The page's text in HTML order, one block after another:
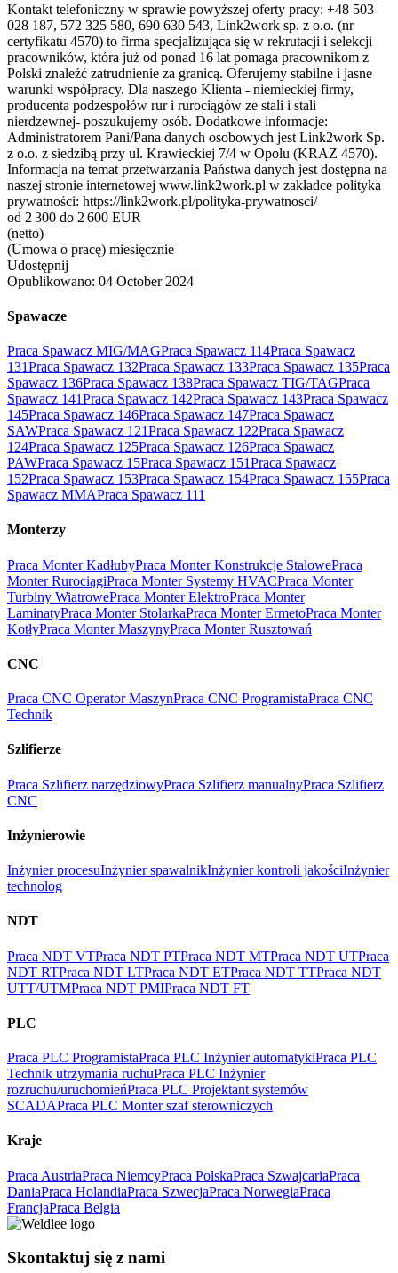
Kontakt telefoniczny w sprawie powyższej oferty pracy: +48 503
028 187, 572 325 580, 690 630 543, Link2work sp. z o.o. (nr
certyfikatu 4570) to firma specjalizująca się w rekrutacji i selekcji
pracowników, która już od ponad 16 lat pomaga pracownikom z
Polski znaleźć zatrudnienie za granicą. Oferujemy stabilne i jasne
warunki współpracy. Dla naszego Klienta - niemieckiej firmy,
producenta podzespołów rur i rurociągów ze stali i stali
nierdzewnej- poszukujemy osób. Dodatkowe informacje:
Administratorem Pani/Pana danych osobowych jest Link2work Sp.
z o.o. z siedzibą przy ul. Krawieckiej 7/4 w Opolu (KRAZ 4570).
Informacja na temat przetwarzania Państwa danych jest dostępna na
naszej stronie internetowej www.link2work.pl w zakładce polityka
prywatności: https://link2work.pl/polityka-prywatnosci/
od 2 300 do 2 600 EUR
(netto)
(Umowa o pracę) miesięcznie
Udostępnij
Opublikowano: 04 October 2024
Spawacze
Praca Spawacz MIG/MAGPraca Spawacz 114Praca Spawacz
131Praca Spawacz 132Praca Spawacz 133Praca Spawacz 135Praca
Spawacz 136Praca Spawacz 138Praca Spawacz TIG/TAGPraca
Spawacz 141Praca Spawacz 142Praca Spawacz 143Praca Spawacz
145Praca Spawacz 146Praca Spawacz 147Praca Spawacz
SAWPraca Spawacz 121Praca Spawacz 122Praca Spawacz
124Praca Spawacz 125Praca Spawacz 126Praca Spawacz
PAWPraca Spawacz 15Praca Spawacz 151Praca Spawacz
152Praca Spawacz 153Praca Spawacz 154Praca Spawacz 155Praca
Spawacz MMAPraca Spawacz 111
Monterzy
Praca Monter KadłubyPraca Monter Konstrukcje StalowePraca
Monter RurociągiPraca Monter Systemy HVACPraca Monter
Turbiny WiatrowePraca Monter ElektroPraca Monter
LaminatyPraca Monter StolarkaPraca Monter ErmetoPraca Monter
KotłyPraca Monter MaszynyPraca Monter Rusztowań
CNC
Praca CNC Operator MaszynPraca CNC ProgramistaPraca CNC
Technik
Szlifierze
Praca Szlifierz narzędziowyPraca Szlifierz manualnyPraca Szlifierz
CNC
Inżynierowie
Inżynier procesuInżynier spawalnikInżynier kontroli jakościInżynier
technolog
NDT
Praca NDT VTPraca NDT PTPraca NDT MTPraca NDT UTPraca
NDT RTPraca NDT LTPraca NDT ETPraca NDT TTPraca NDT
UTT/UTMPraca NDT PMIPraca NDT FT
PLC
Praca PLC ProgramistaPraca PLC Inżynier automatykiPraca PLC
Technik utrzymania ruchuPraca PLC Inżynier
rozruchu/uruchomieńPraca PLC Projektant systemów
SCADAPraca PLC Monter szaf sterowniczych
Kraje
Praca AustriaPraca NiemcyPraca PolskaPraca SzwajcariaPraca
DaniaPraca HolandiaPraca SzwecjaPraca NorwegiaPraca
FrancjaPraca Belgia
Skontaktuj się z nami